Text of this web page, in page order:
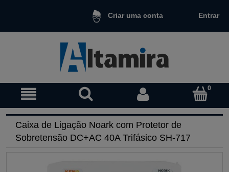
Criar uma conta Entrar
Caixa de Ligação Noark com Protetor de
Sobretensão DC+AC 40A Trifásico SH-717